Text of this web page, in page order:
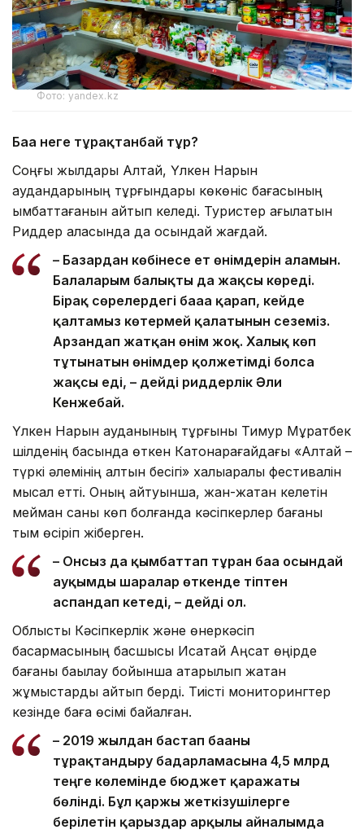
Фото: yandex.kz
Баға неге тұрақтанбай тұр?
Соңғы жылдары Алтай, Үлкен Нарын
аудандарының тұрғындары көкөніс бағасының
қымбаттағанын айтып келеді. Туристер ағылатын
Риддер қаласында да осындай жағдай.
– Базардан көбінесе ет өнімдерін аламын.
Балаларым балықты да жақсы көреді.
Бірақ сөрелердегі бағаға қарап, кейде
қалтамыз көтермей қалатынын сеземіз.
Арзандап жатқан өнім жоқ. Халық көп
тұтынатын өнімдер қолжетімді болса
жақсы еді, – дейді риддерлік Әли
Кенжебай.
Үлкен Нарын ауданының тұрғыны Тимур Мұратбек
шілденің басында өткен Катонқарағайдағы «Алтай –
түркі әлемінің алтын бесігі» халықаралық фестивалін
мысал етті. Оның айтуынша, жан-жақтан келетін
мейман саны көп болғанда кәсіпкерлер бағаны
тым өсіріп жіберген.
– Онсыз да қымбаттап тұрған баға осындай
ауқымды шаралар өткенде тіптен
аспандап кетеді, – дейді ол.
Облыстық Кәсіпкерлік және өнеркәсіп
басқармасының басшысы Исатай Аңсат өңірде
бағаны бақылау бойынша атқарылып жатқан
жұмыстарды айтып берді. Тиісті мониторингтер
кезінде баға өсімі байқалған.
– 2019 жылдан бастап бағаны
тұрақтандыру бағдарламасына 4,5 млрд
теңге көлемінде бюджет қаражаты
бөлінді. Бұл қаржы жеткізушілерге
берілетін қарыздар арқылы айналымда